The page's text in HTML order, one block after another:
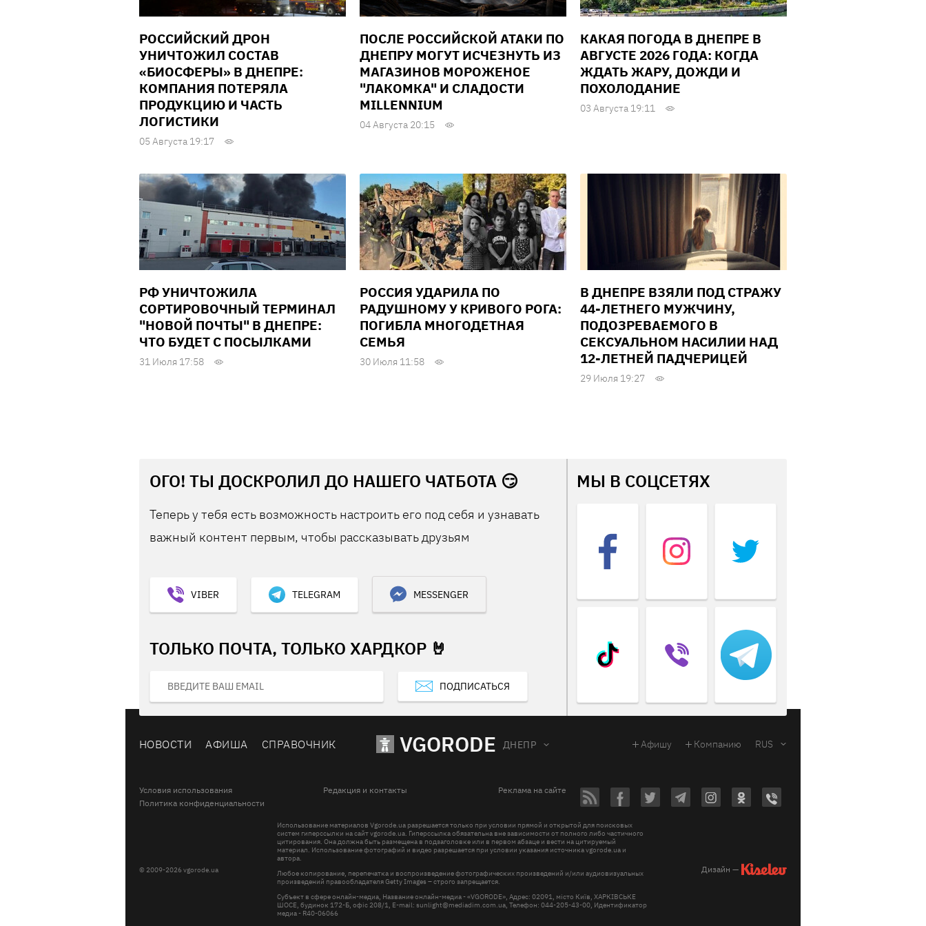
РОССИЙСКИЙ ДРОН
УНИЧТОЖИЛ СОСТАВ
«БИОСФЕРЫ» В ДНЕПРЕ:
КОМПАНИЯ ПОТЕРЯЛА
ПРОДУКЦИЮ И ЧАСТЬ
ЛОГИСТИКИ
05 Августа 19:17
ПОСЛЕ РОССИЙСКОЙ АТАКИ ПО
ДНЕПРУ МОГУТ ИСЧЕЗНУТЬ ИЗ
МАГАЗИНОВ МОРОЖЕНОЕ
"ЛАКОМКА" И СЛАДОСТИ
MILLENNIUM
04 Августа 20:15
КАКАЯ ПОГОДА В ДНЕПРЕ В
АВГУСТЕ 2026 ГОДА: КОГДА
ЖДАТЬ ЖАРУ, ДОЖДИ И
ПОХОЛОДАНИЕ
03 Августа 19:11
РФ УНИЧТОЖИЛА
СОРТИРОВОЧНЫЙ ТЕРМИНАЛ
"НОВОЙ ПОЧТЫ" В ДНЕПРЕ:
ЧТО БУДЕТ С ПОСЫЛКАМИ
31 Июля 17:58
РОССИЯ УДАРИЛА ПО
РАДУШНОМУ У КРИВОГО РОГА:
ПОГИБЛА МНОГОДЕТНАЯ
СЕМЬЯ
30 Июля 11:58
В ДНЕПРЕ ВЗЯЛИ ПОД СТРАЖУ
44-ЛЕТНЕГО МУЖЧИНУ,
ПОДОЗРЕВАЕМОГО В
СЕКСУАЛЬНОМ НАСИЛИИ НАД
12-ЛЕТНЕЙ ПАДЧЕРИЦЕЙ
29 Июля 19:27
ОГО! ТЫ ДОСКРОЛИЛ ДО НАШЕГО ЧАТБОТА 😏
Теперь у тебя есть возможность настроить его под себя и узнавать
важный контент первым, чтобы рассказывать друзьям
VIBER TELEGRAM MESSENGER
ТОЛЬКО ПОЧТА, ТОЛЬКО ХАРДКОР 🤘
ПОДПИСАТЬСЯ
МЫ В СОЦСЕТЯХ
НОВОСТИ АФИША СПРАВОЧНИК VGORODE ДНЕПР Афишу Компанию RUS
Условия использования Редакция и контакты
Реклама на сайте
Политика конфиденциальности
© 2009-2026 vgorode.ua
Использование материалов Vgorode.ua разрешается только при условии прямой и открытой для поисковых
систем гиперссылки на сайт vgorode.ua. Гиперссылка обязательна вне зависимости от полного либо частичного
цитирования. Она должна быть размещена в подзаголовке или в первом абзаце и вести на цитируемый
материал. Использование фотографий и видео разрешается при условии указания источника vgorode.ua и
автора.
Любое копирование, перепечатка и воспроизведение фотографических произведений и/или аудиовизуальных
произведений правообладателя Getty Images – строго запрещается.
Субъект в сфере онлайн-медиа, Название онлайн-медиа - «VGORODE», Адрес: 02091, місто Київ, ХАРКІВСЬКЕ
ШОСЕ, будинок 172-Б, офіс 208/1, E-mail: sunlight@mediadim.com.ua, Телефон: 044-205-43-00, Идентификатор
медиа - R40-06066
Дизайн —